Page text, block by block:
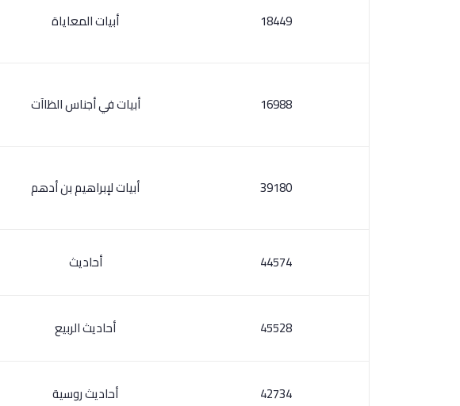
18449 أبيات المعاياة
16988 أبيات في أجناس الظاآت
39180 أبيات لإبراهيم بن أدهم
44574 أحاديث
45528 أحاديث الربيع
42734 أحاديث روسية